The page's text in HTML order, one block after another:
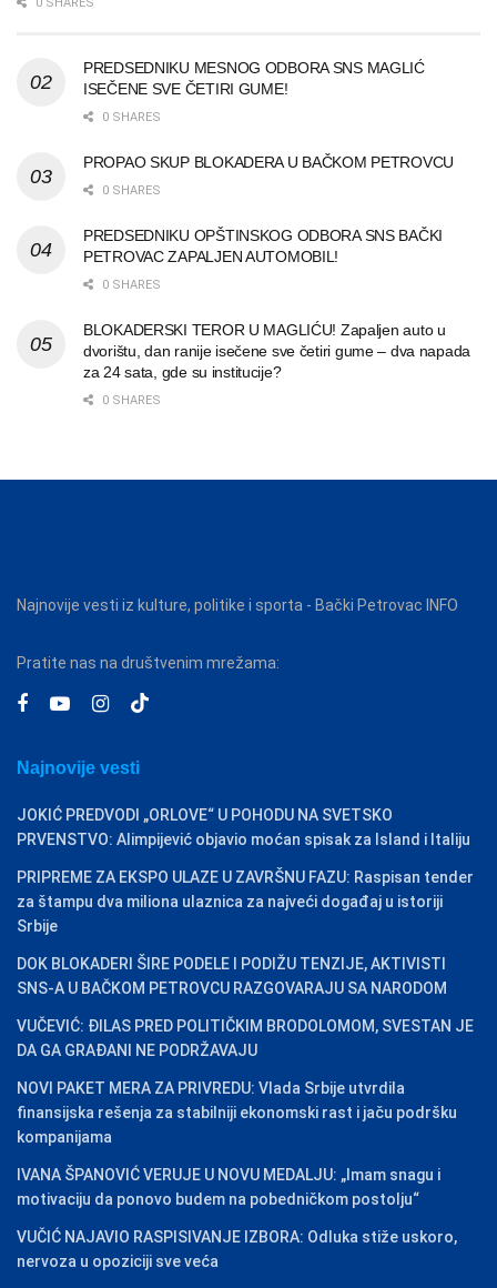
PREDSEDNIKU MESNOG ODBORA SNS MAGLIĆ
ISEČENE SVE ČETIRI GUME!
0 SHARES
PROPAO SKUP BLOKADERA U BAČKOM PETROVCU
0 SHARES
PREDSEDNIKU OPŠTINSKOG ODBORA SNS BAČKI
PETROVAC ZAPALJEN AUTOMOBIL!
0 SHARES
BLOKADERSKI TEROR U MAGLIĆU! Zapaljen auto u
dvorištu, dan ranije isečene sve četiri gume – dva napada
za 24 sata, gde su institucije?
0 SHARES
Najnovije vesti iz kulture, politike i sporta - Bački Petrovac INFO
Pratite nas na društvenim mrežama:
Najnovije vesti
JOKIĆ PREDVODI „ORLOVE“ U POHODU NA SVETSKO
PRVENSTVO: Alimpijević objavio moćan spisak za Island i Italiju
PRIPREME ZA EKSPO ULAZE U ZAVRŠNU FAZU: Raspisan tender
za štampu dva miliona ulaznica za najveći događaj u istoriji
Srbije
DOK BLOKADERI ŠIRE PODELE I PODIŽU TENZIJE, AKTIVISTI
SNS-A U BAČKOM PETROVCU RAZGOVARAJU SA NARODOM
VUČEVIĆ: ĐILAS PRED POLITIČKIM BRODOLOMOM, SVESTAN JE
DA GA GRAĐANI NE PODRŽAVAJU
NOVI PAKET MERA ZA PRIVREDU: Vlada Srbije utvrdila
finansijska rešenja za stabilniji ekonomski rast i jaču podršku
kompanijama
IVANA ŠPANOVIĆ VERUJE U NOVU MEDALJU: „Imam snagu i
motivaciju da ponovo budem na pobedničkom postolju“
VUČIĆ NAJAVIO RASPISIVANJE IZBORA: Odluka stiže uskoro,
nervoza u opoziciji sve veća